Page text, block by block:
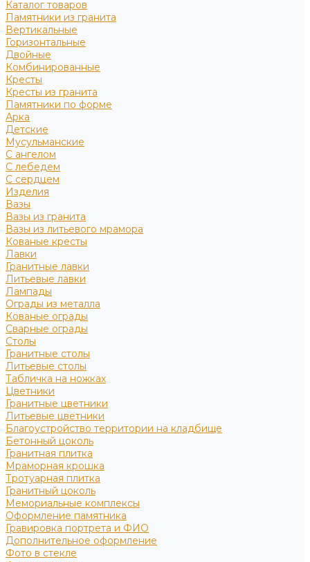
Каталог товаров
Памятники из гранита
Вертикальные
Горизонтальные
Двойные
Комбинированные
Кресты
Кресты из гранита
Памятники по форме
Арка
Детские
Мусульманские
С ангелом
С лебедем
С сердцем
Изделия
Вазы
Вазы из гранита
Вазы из литьевого мрамора
Кованые кресты
Лавки
Гранитные лавки
Литьевые лавки
Лампады
Ограды из металла
Кованые ограды
Сварные ограды
Столы
Гранитные столы
Литьевые столы
Табличка на ножках
Цветники
Гранитные цветники
Литьевые цветники
Благоустройство территории на кладбище
Бетонный цоколь
Гранитная плитка
Мраморная крошка
Тротуарная плитка
Гранитный цоколь
Мемориальные комплексы
Оформление памятника
Гравировка портрета и ФИО
Дополнительное оформление
Фото в стекле